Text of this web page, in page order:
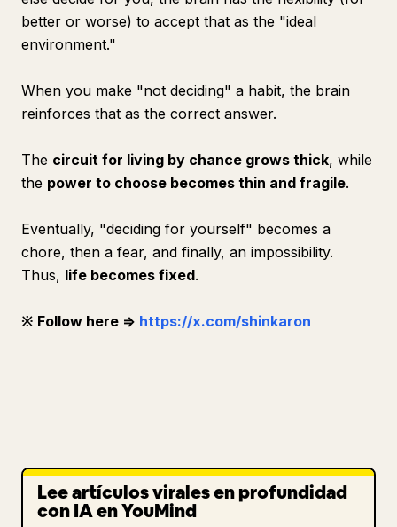
better or worse) to accept that as the "ideal
environment."
When you make "not deciding" a habit, the brain
reinforces that as the correct answer.
The circuit for living by chance grows thick, while
the power to choose becomes thin and fragile.
Eventually, "deciding for yourself" becomes a
chore, then a fear, and finally, an impossibility.
Thus, life becomes fixed.
※ Follow here ⇒ https://x.com/shinkaron
Lee artículos virales en profundidad
con IA en YouMind